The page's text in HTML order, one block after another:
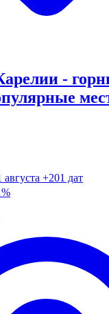
-
августа +201 дат